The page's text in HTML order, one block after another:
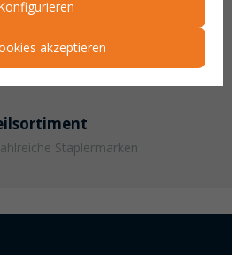
Staplermarken
akzeptieren